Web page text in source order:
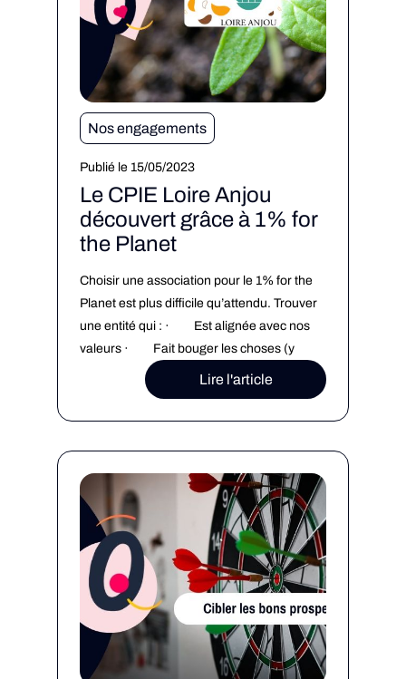
Nos engagements
Publié le 15/05/2023
Le CPIE Loire Anjou
découvert grâce à 1% for
the Planet
Choisir une association pour le 1% for the
Planet est plus difficile qu’attendu. Trouver
une entité qui : · Est alignée avec nos
valeurs · Fait bouger les choses (y
compris dans notre région) · Est
transparente sur ses actions Après un long
Lire l'article